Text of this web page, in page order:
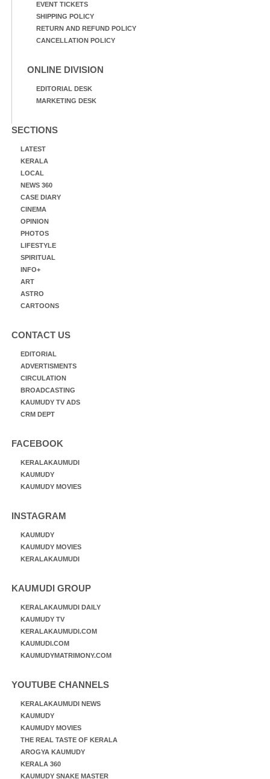
EVENT TICKETS
SHIPPING POLICY
RETURN AND REFUND POLICY
CANCELLATION POLICY
ONLINE DIVISION
EDITORIAL DESK
MARKETING DESK
SECTIONS
LATEST
KERALA
LOCAL
NEWS 360
CASE DIARY
CINEMA
OPINION
PHOTOS
LIFESTYLE
SPIRITUAL
INFO+
ART
ASTRO
CARTOONS
CONTACT US
EDITORIAL
ADVERTISMENTS
CIRCULATION
BROADCASTING
KAUMUDY TV ADS
CRM DEPT
FACEBOOK
KERALAKAUMUDI
KAUMUDY
KAUMUDY MOVIES
INSTAGRAM
KAUMUDY
KAUMUDY MOVIES
KERALAKAUMUDI
KAUMUDI GROUP
KERALAKAUMUDI DAILY
KAUMUDY TV
KERALAKAUMUDI.COM
KAUMUDI.COM
KAUMUDYMATRIMONY.COM
YOUTUBE CHANNELS
KERALAKAUMUDI NEWS
KAUMUDY
KAUMUDY MOVIES
THE REAL TASTE OF KERALA
AROGYA KAUMUDY
KERALA 360
KAUMUDY SNAKE MASTER